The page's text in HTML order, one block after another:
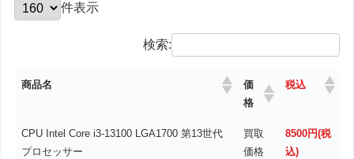
件表示
検索:
商品名
価
格
税込
CPU Intel Core i3-13100 LGA1700 第13世代
プロセッサー
買取
価格
8500円(税
込)